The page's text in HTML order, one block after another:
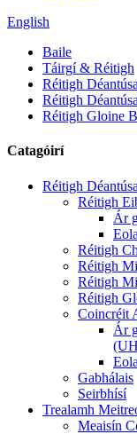
English
Baile
Táirgí & Réitigh
Réitigh
Réitigh
Réitigh Gloine
Catagóirí
Réitigh
Réitigh
Ár
Réitigh
Réitigh
Réitigh
Réitigh
Coincréit
Ár
Gabhálais
Seirbhísí
Trealamh
Meaisín